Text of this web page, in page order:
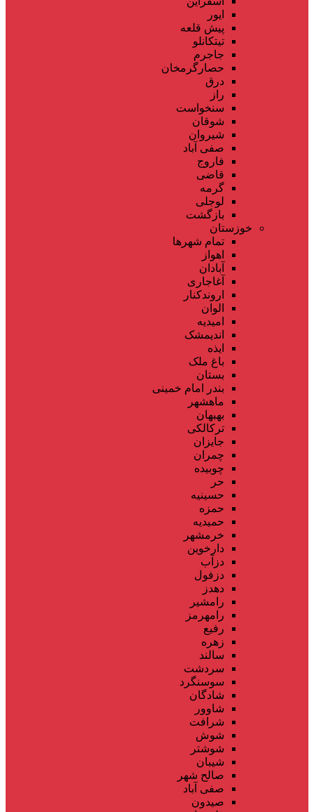
ایور
پیش قلعه
تیتکانلو
جاجرم
حصارگرمخان
درق
راز
سنخواست
شوقان
شیروان
صفی آباد
فاروج
قاضی
گرمه
لوجلی
بازگشت
خوزستان
تمام شهر‌ها
اهواز
آبادان
آغاجاری
اروندکنار
الوان
امیدیه
اندیمشک
ایذه
باغ ملک
بستان
بندر امام خمینی
ماهشهر
بهبهان
ترکالکی
جایزان
چمران
چوبیده
حر
حسینیه
حمزه
حمیدیه
خرمشهر
دارخوین
دزآب
دزفول
دهدز
رامشیر
رامهرمز
رفیع
زهره
سالند
سردشت
سوسنگرد
شادگان
شاوور
شرافت
شوش
شوشتر
شیبان
صالح شهر
صفی آباد
صیدون